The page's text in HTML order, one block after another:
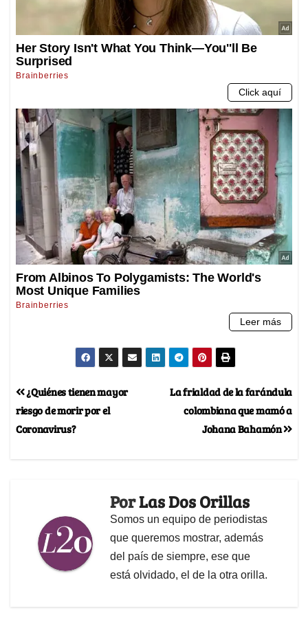
La frialdad de la farándula
colombiana que mamó a
Johana Bahamón
¿Quiénes tienen mayor
riesgo de morir por el
Coronavirus?
PorLas Dos Orillas
Somos un equipo de periodistas
que queremos mostrar, además
del país de siempre, ese que
está olvidado, el de la otra orilla.